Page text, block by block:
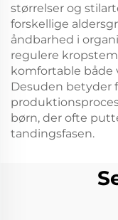
størrelser og
forskellige
åndbarhed i
regulere
komfortable både
Desuden betyder
børn, der ofte
tandingsfasen.